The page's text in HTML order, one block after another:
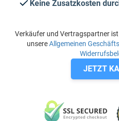
Keine Zusatzkosten
Verkäufer und Vertragspartner
unsereAllgemeinen
JETZT